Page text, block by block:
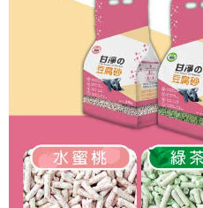
※ 交易是否成功請以「AFTEE先享後
是否繳費成功／繳費後需取消欲退款
客戶支援中心」https://
１．透過由恩沛科技股份有限公司提
易，需依本服務之必要範圍內提供個
權轉讓予恩沛科技股份有限公司。
２．關於個人資料處理事宜，請瀏覽
https://aftee.tw/terms/#terms3
３．未成年的使用者請事先徵得法定
「AFTEE先享後付」，若未經同意申
宅配【偏遠地區-依黑貓物流所公